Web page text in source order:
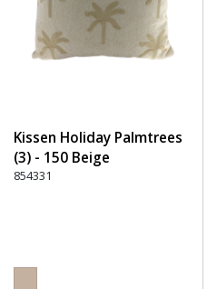
Kissen Holiday Palmtrees
(3) - 150 Beige
854331